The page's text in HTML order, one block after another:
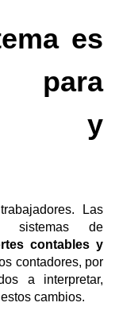
es
para
y
Las
sistemas de
contables y
contadores, por
a interpretar,
cambios.